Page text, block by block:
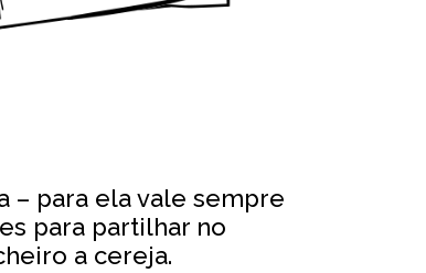
– para ela vale sempre
para partilhar no
a cereja.